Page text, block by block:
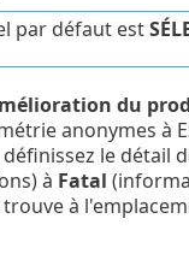
par défaut est
du
anonymes à
définissez le détail
à Fatal
à